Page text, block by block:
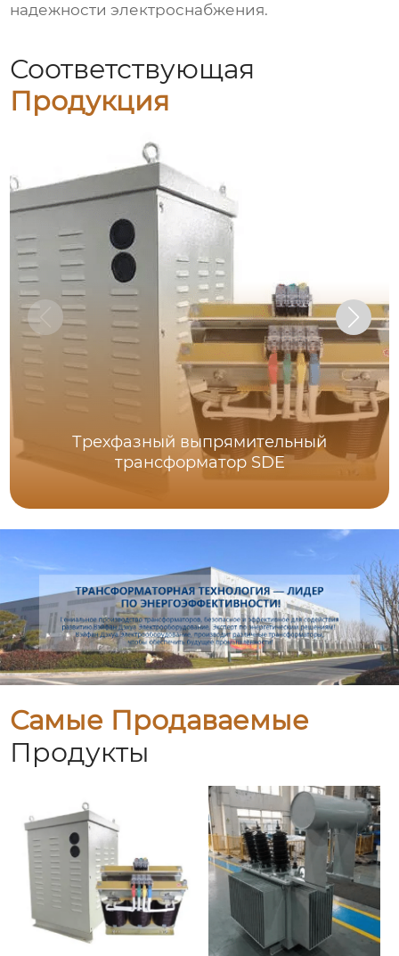
надежности электроснабжения.
Соответствующая
Продукция
Трехфазный выпрямительный
трансформатор SDE
Самые Продаваемые
Продукты